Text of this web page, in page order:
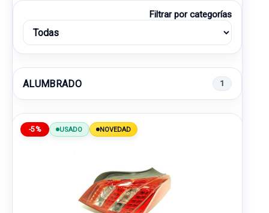
Filtrar por categorías
ALUMBRADO 1
-5% USADO NOVEDAD